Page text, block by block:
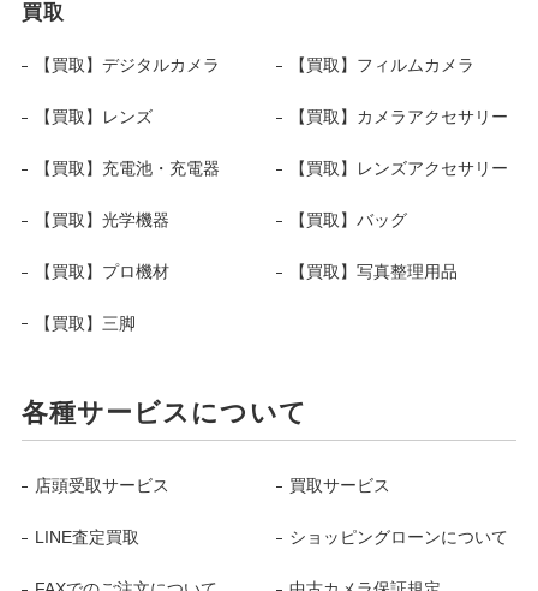
買取
【買取】デジタルカメラ 【買取】フィルムカメラ
【買取】レンズ 【買取】カメラアクセサリー
【買取】充電池・充電器 【買取】レンズアクセサリー
【買取】光学機器 【買取】バッグ
【買取】プロ機材 【買取】写真整理用品
【買取】三脚
各種サービスについて
店頭受取サービス 買取サービス
LINE査定買取 ショッピングローンについて